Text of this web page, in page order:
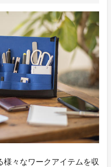
様々なワークアイテムを収